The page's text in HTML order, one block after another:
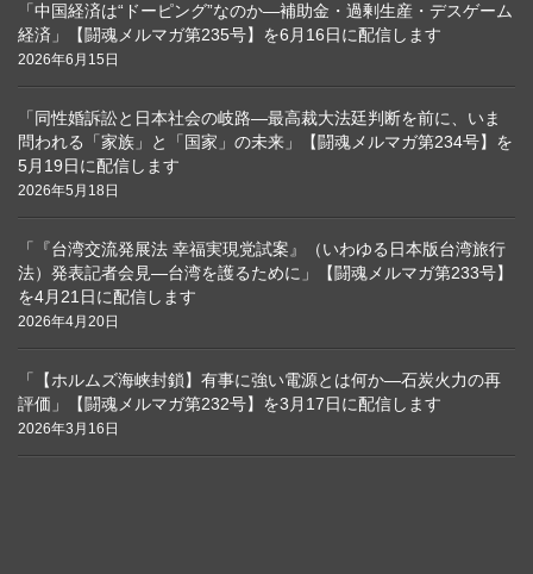
「中国経済は“ドーピング”なのか―補助金・過剰生産・デスゲーム
経済」【闘魂メルマガ第235号】を6月16日に配信します
2026年6月15日
「同性婚訴訟と日本社会の岐路―最高裁大法廷判断を前に、いま
問われる「家族」と「国家」の未来」【闘魂メルマガ第234号】を
5月19日に配信します
2026年5月18日
「『台湾交流発展法 幸福実現党試案』（いわゆる日本版台湾旅行
法）発表記者会見―台湾を護るために」【闘魂メルマガ第233号】
を4月21日に配信します
2026年4月20日
「【ホルムズ海峡封鎖】有事に強い電源とは何か―石炭火力の再
評価」【闘魂メルマガ第232号】を3月17日に配信します
2026年3月16日